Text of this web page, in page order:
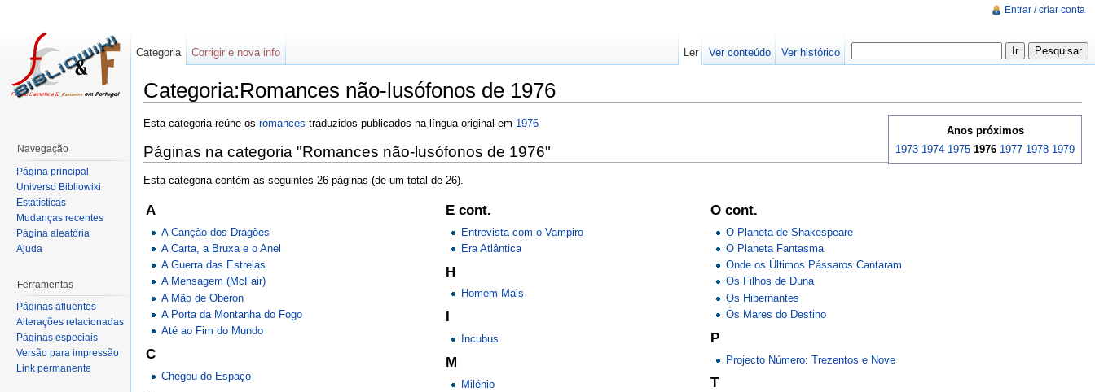
Categoria:Romances não-lusófonos de 1976
Anos próximos
1973 1974 1975 1976 1977 1978 1979
Esta categoria reúne os romances traduzidos publicados na língua original em 1976
Páginas na categoria "Romances não-lusófonos de 1976"
Esta categoria contém as seguintes 26 páginas (de um total de 26).
A
A Canção dos Dragões
A Carta, a Bruxa e o Anel
A Guerra das Estrelas
A Mensagem (McFair)
A Mão de Oberon
A Porta da Montanha do Fogo
Até ao Fim do Mundo
C
Chegou do Espaço
E cont.
Entrevista com o Vampiro
Era Atlântica
H
Homem Mais
I
Incubus
M
Milénio
O cont.
O Planeta de Shakespeare
O Planeta Fantasma
Onde os Últimos Pássaros Cantaram
Os Filhos de Duna
Os Hibernantes
Os Mares do Destino
P
Projecto Número: Trezentos e Nove
T
Entrar / criar conta
Categoria Corrigir e nova info Ler Ver conteúdo Ver histórico
Navegação
Página principal
Universo Bibliowiki
Estatísticas
Mudanças recentes
Página aleatória
Ajuda
Ferramentas
Páginas afluentes
Alterações relacionadas
Páginas especiais
Versão para impressão
Link permanente